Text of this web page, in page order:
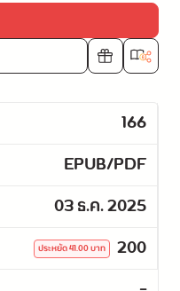
166
EPUB/PDF
03 ธ.ค. 2025
200
ประหยัด41.00บาท